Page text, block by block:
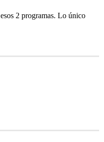
2 programas. Lo único